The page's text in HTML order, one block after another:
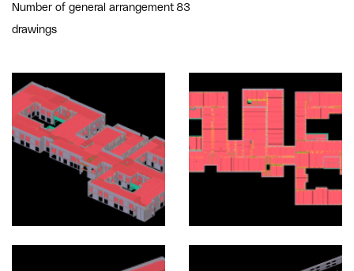
Number of general arrangement
drawings
83